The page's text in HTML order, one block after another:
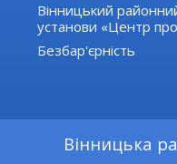
Вінницький
установи «Центр
Безбар'єрність
Вінницька